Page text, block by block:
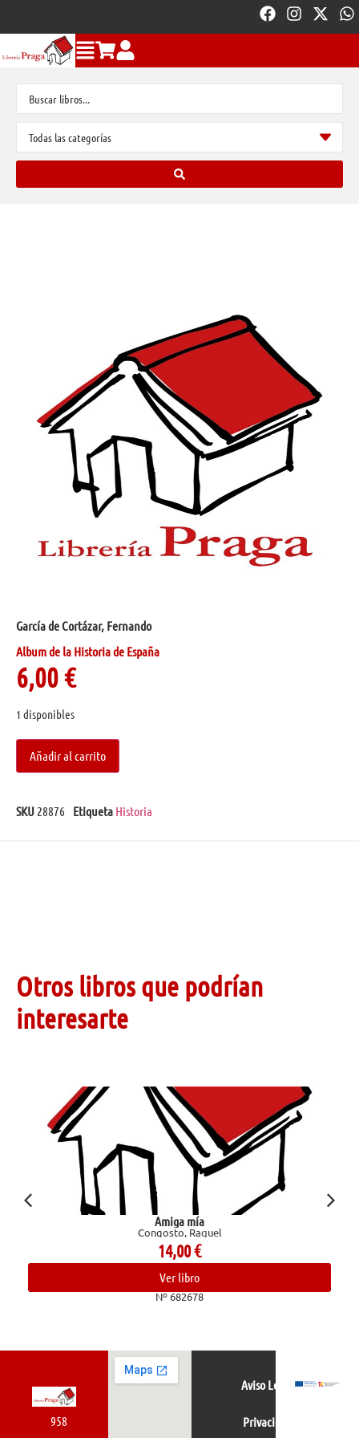
García de Cortázar, Fernando
Album de la Historia de España
6,00€
1 disponibles
Añadir al carrito
SKU 28876 Etiqueta Historia
Otros libros que podrían
interesarte
Amiga mía
Congosto, Raquel
14,00€
Ver libro
Nº 682678
958
Aviso Legal
Privacidad